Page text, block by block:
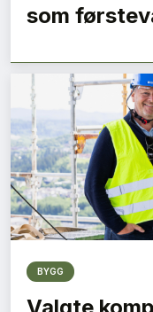
som
BYGG